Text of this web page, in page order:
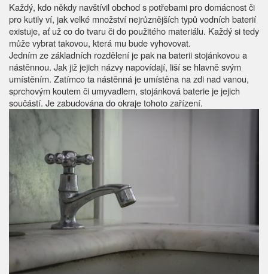
Každý, kdo někdy navštívil obchod s potřebami pro domácnost či
pro kutily ví, jak velké množství nejrůznějších typů vodních baterií
existuje, ať už co do tvaru či do použitého materiálu. Každý si tedy
může vybrat takovou, která mu bude vyhovovat.
Jedním ze základních rozdělení je pak na baterii stojánkovou a
nástěnnou. Jak již jejich názvy napovídají, liší se hlavně svým
umístěním. Zatímco ta nástěnná je umístěna na zdi nad vanou,
sprchovým koutem či umyvadlem, stojánková baterieje jejich
součástí. Je zabudována do okraje tohoto zařízení.